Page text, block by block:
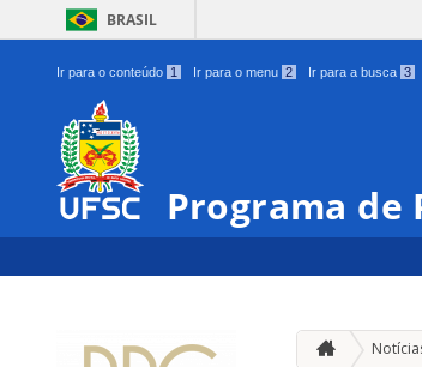
BRASIL
Ir para o conteúdo 1 Ir para o menu 2 Ir para a busca 3
Programa de